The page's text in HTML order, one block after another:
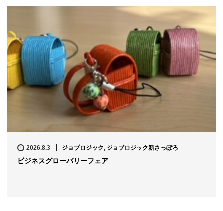
2026.8.3 ジョブロジック, ジョブロジック新さっぽろ
ビジネスグローバリーフェア